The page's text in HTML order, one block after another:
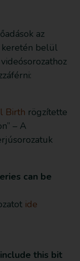
az
keretén belül
Birth rögzítette
– A
can be
ide
this bit